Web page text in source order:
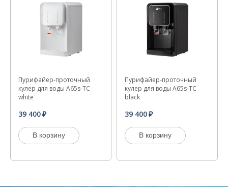
Пурифайер-проточный
кулер для воды A65s-TC
white
39 400
В корзину
Пурифайер-проточный
кулер для воды A65s-TC
black
39 400
В корзину